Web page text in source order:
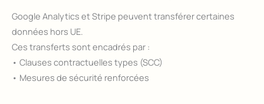
Google Analytics et Stripe peuvent transférer certaines
données hors UE.
Ces transferts sont encadrés par :
• Clauses contractuelles types (SCC)
• Mesures de sécurité renforcées